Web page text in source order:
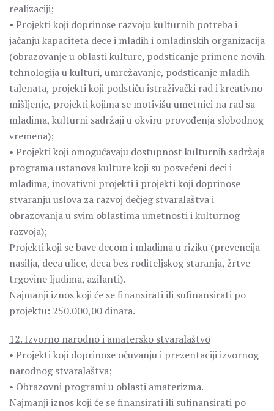
realizaciji;
• Projekti koji doprinose razvoju kulturnih potreba i
jačanju kapaciteta dece i mladih i omladinskih organizacija
(obrazovanje u oblasti kulture, podsticanje primene novih
tehnologija u kulturi, umrežavanje, podsticanje mladih
talenata, projekti koji podstiču istraživački rad i kreativno
mišljenje, projekti kojima se motivišu umetnici na rad sa
mladima, kulturni sadržaji u okviru provođenja slobodnog
vremena);
• Projekti koji omogućavaju dostupnost kulturnih sadržaja
programa ustanova kulture koji su posvećeni deci i
mladima, inovativni projekti i projekti koji doprinose
stvaranju uslova za razvoj dečjeg stvaralaštva i
obrazovanja u svim oblastima umetnosti i kulturnog
razvoja);
Projekti koji se bave decom i mladima u riziku (prevencija
nasilja, deca ulice, deca bez roditeljskog staranja, žrtve
trgovine ljudima, azilanti).
Najmanji iznos koji će se finansirati ili sufinansirati po
projektu: 250.000,00 dinara.
12. Izvorno narodno i amatersko stvaralaštvo
• Projekti koji doprinose očuvanju i prezentaciji izvornog
narodnog stvaralaštva;
• Obrazovni programi u oblasti amaterizma.
Najmanji iznos koji će se finansirati ili sufinansirati po